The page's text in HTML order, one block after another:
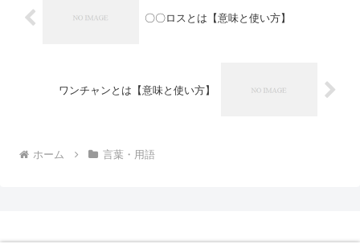
〇〇ロスとは【意味と使い方】
ワンチャンとは【意味と使い方】
ホーム 言葉・用語